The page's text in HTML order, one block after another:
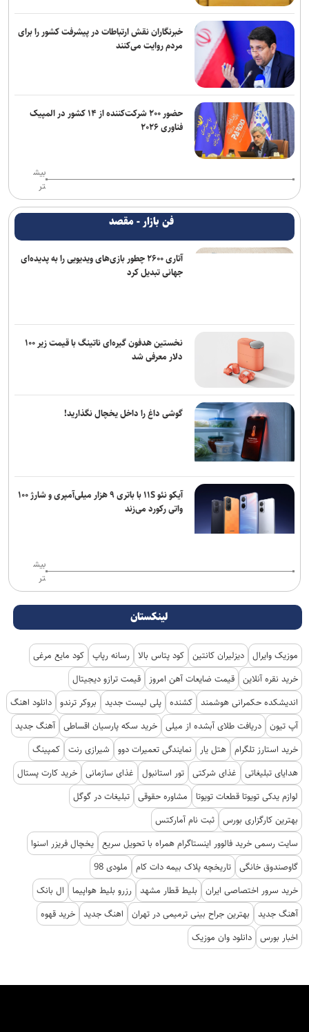
خبرنگاران نقش ارتباطات در پیشرفت کشور را برای
مردم روایت می‌کنند
حضور ۲۰۰ شرکت‌کننده از ۱۴ کشور در المپیک
فناوری ۲۰۲۶
بیش
تر
فن بازار - مقصد
آتاری ۲۶۰۰ چطور بازی‌های ویدیویی را به پدیده‌ای
جهانی تبدیل کرد
نخستین هدفون گیره‌ای ناتینگ با قیمت زیر ۱۰۰
دلار معرفی شد
گوشی داغ را داخل یخچال نگذارید!
آیکو نئو ۱۱S با باتری ۹ هزار میلی‌آمپری و شارژ ۱۰۰
واتی رکورد می‌زند
بیش
تر
لینکستان
موزیک وایرال دیزلیران کانتین کود پتاس بالا رسانه رپاپ کود مایع مرغی
خرید نقره آنلاین قیمت ضایعات آهن امروز
قیمت ترازو دیجیتال
اندیشکده حکمرانی هوشمند کشنده پلی لیست جدید بروکر ترندو دانلود اهنگ
آپ تیون دریافت طلای آبشده از میلی خرید سکه پارسیان اقساطی آهنگ جدید
خرید استارز تلگرام هتل یار نمایندگی تعمیرات دوو شیرازی رنت کمپینگ
هدایای تبلیغاتی
غذای شرکتی تور استانبول غذای سازمانی خرید کارت پستال
لوازم یدکی تویوتا قطعات تویوتا
مشاوره حقوقی تبلیغات در گوگل
بهترین کارگزاری بورس ثبت نام آمارکتس
سایت رسمی خرید فالوور اینستاگرام همراه با تحویل سریع یخچال فریزر اسنوا
گاوصندوق خانگی تاریخچه پلاک بیمه دات کام
ملودی 98
خرید سرور اختصاصی ایران
بلیط قطار مشهد رزرو بلیط هواپیما
ال بانک
آهنگ جدید
بهترین جراح بینی ترمیمی در تهران اهنگ جدید خرید قهوه
اخبار بورس دانلود وان موزیک